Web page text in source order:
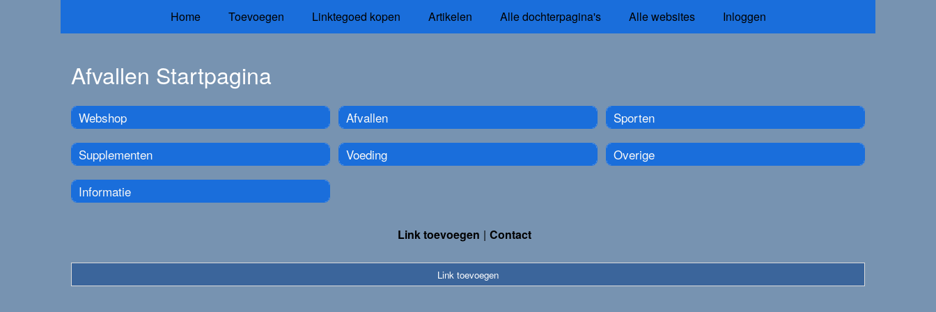
Home Toevoegen Linktegoed kopen Artikelen Alle dochterpagina's Alle websites Inloggen
Afvallen Startpagina
Webshop
Supplementen
Informatie
Afvallen
Voeding
Sporten
Overige
Link toevoegen Contact
Link toevoegen